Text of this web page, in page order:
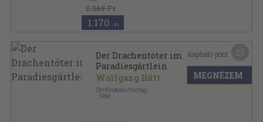
2.340 Ft
1.170 ,-Ft
Der Drachentöter im
Paradiesgärtlein
Wolfgang Hütt
Der Kinderbuchverlag
1984
Kapható pont:
MEGNÉZEM